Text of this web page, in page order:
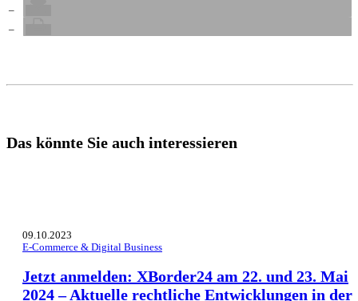
Das könnte Sie auch interessieren
09.10.2023
E-Commerce & Digital Business
Jetzt anmelden: XBorder24 am 22. und 23. Mai
2024 – Aktuelle rechtliche Entwicklungen in der